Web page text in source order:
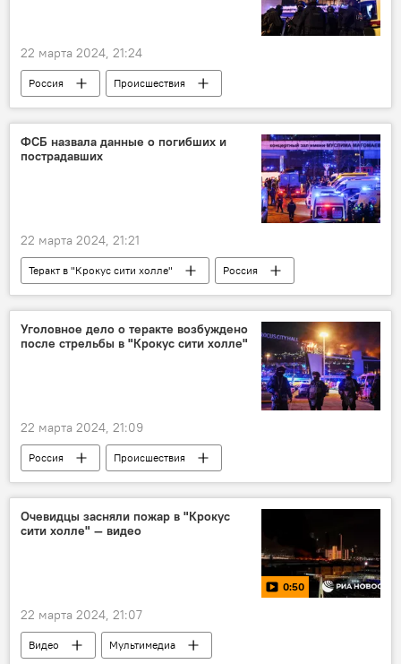
22 марта 2024, 21:24
Россия
Происшествия
Теракт в "Крокус сити холле"
Москва
США
ФСБ назвала данные о погибших и
пострадавших
22 марта 2024, 21:21
Теракт в "Крокус сити холле"
Россия
Происшествия
Уголовное дело о теракте возбуждено
после стрельбы в "Крокус сити холле"
22 марта 2024, 21:09
Россия
Происшествия
Теракт в "Крокус сити холле"
Москва
Очевидцы засняли пожар в "Крокус
сити холле" — видео
0:50
22 марта 2024, 21:07
Видео
Мультимедиа